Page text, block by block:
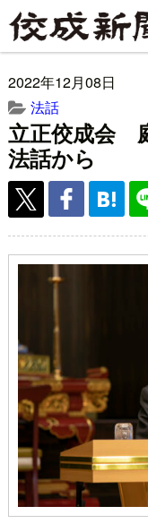
2022年12月08日
法話
立正佼成会
法話から